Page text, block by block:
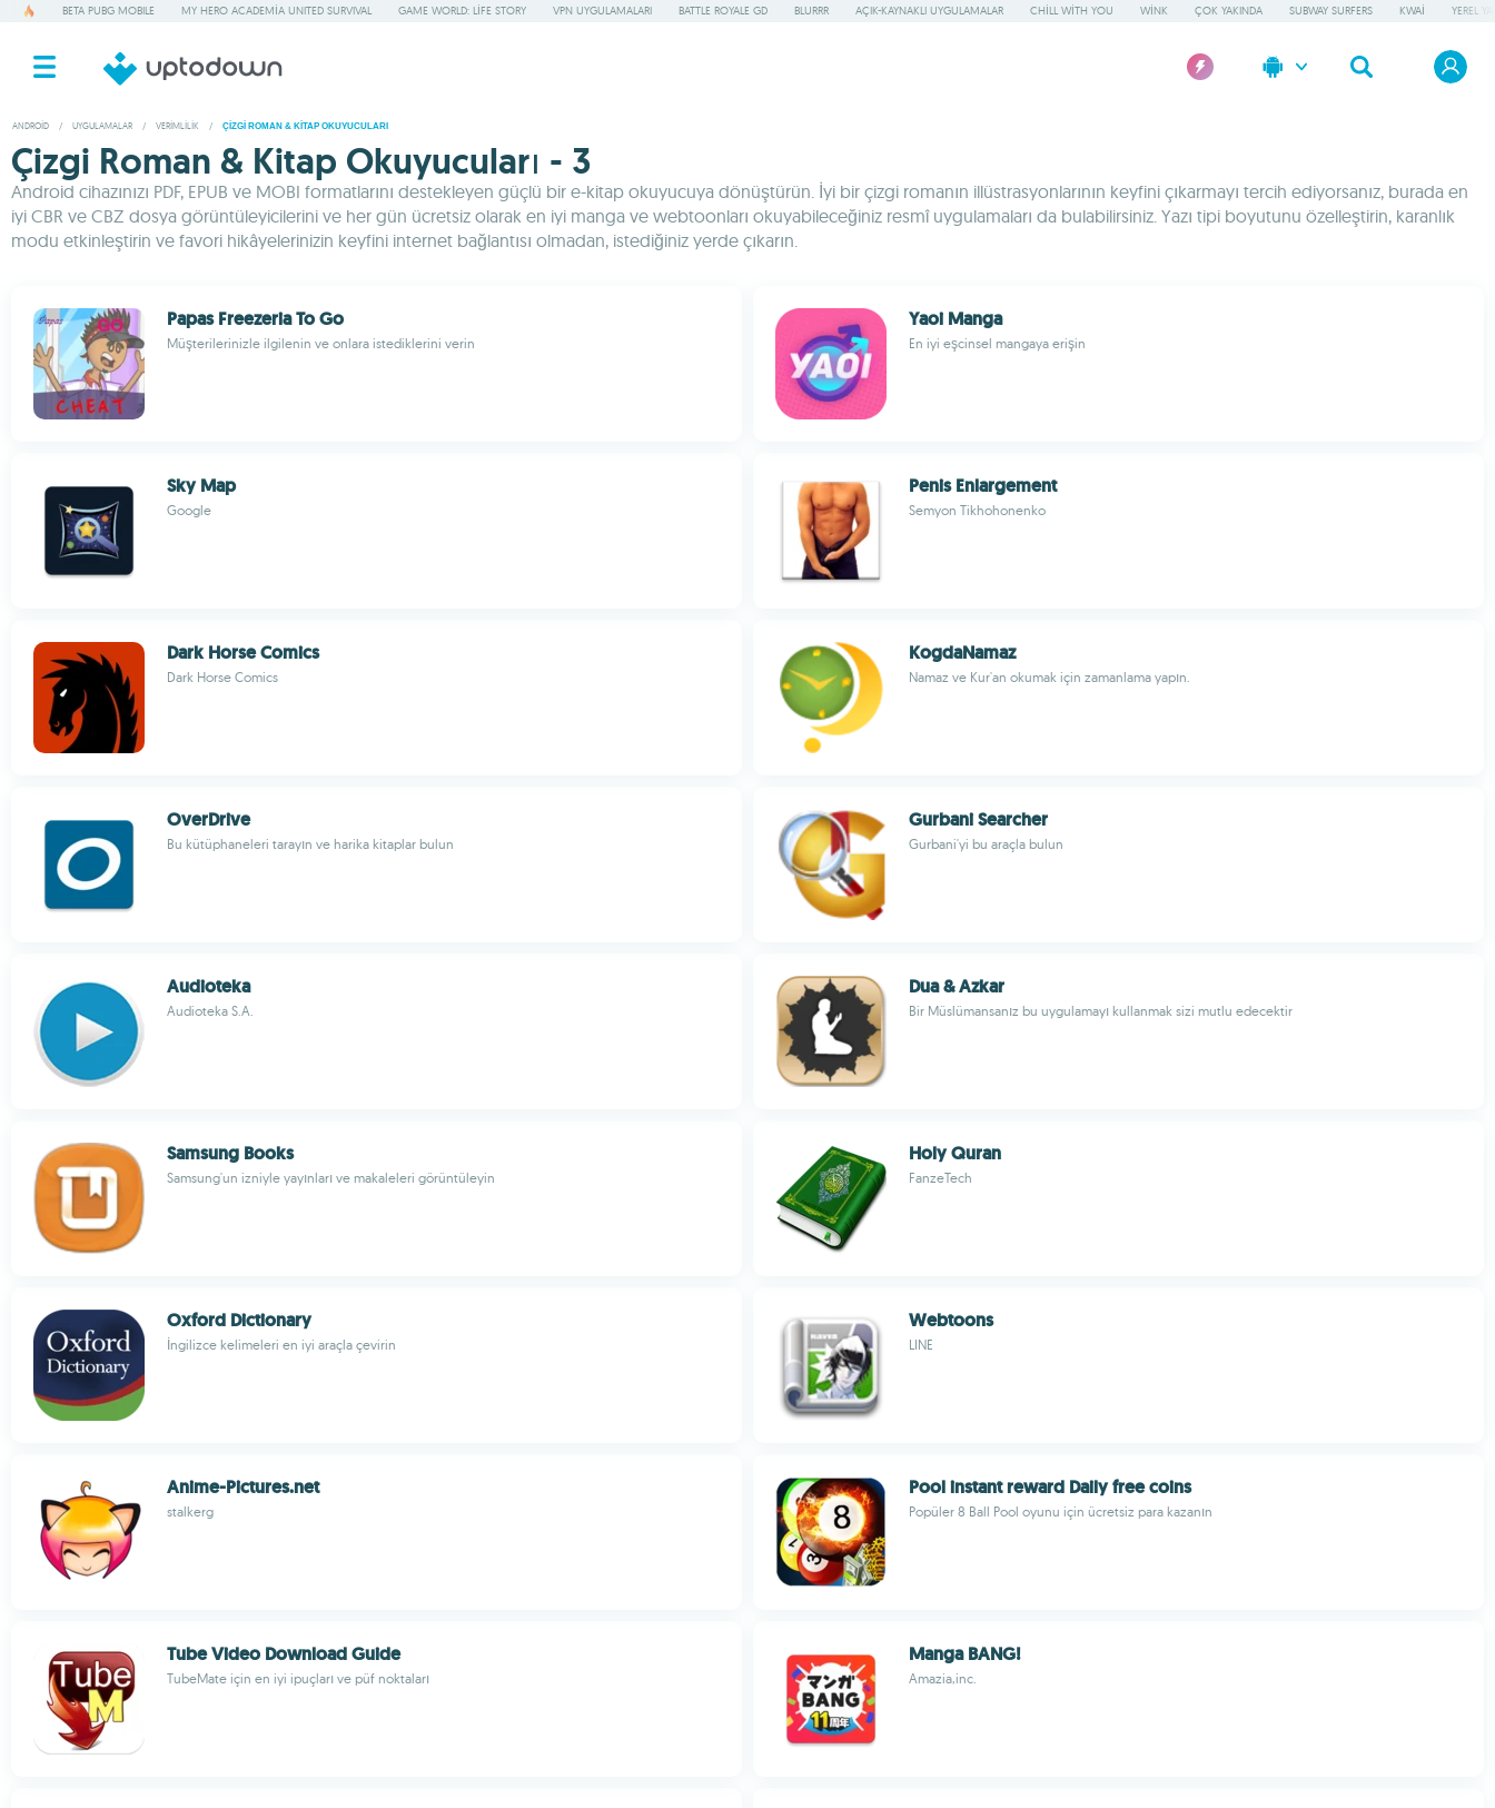
BETA PUBG MOBILE MY HERO ACADEMIA UNITED SURVIVAL GAME WORLD: LIFE STORY VPN UYGULAMALARI BATTLE ROYALE GD BLURRR AÇIK-KAYNAKLI UYGULAMALAR CHILL WITH YOU WINK ÇOK YAKINDA SUBWAY SURFERS KWAI YEREL
ANDROID / UYGULAMALAR / VERIMLILIK / ÇIZGI ROMAN & KITAP OKUYUCULARI
Çizgi Roman & Kitap Okuyucuları - 3
Android cihazınızı PDF, EPUB ve MOBI formatlarını destekleyen güçlü bir e-kitap okuyucuya dönüştürün. İyi bir çizgi romanın illüstrasyonlarının keyfini çıkarmayı tercih ediyorsanız, burada en
iyi CBR ve CBZ dosya görüntüleyicilerini ve her gün ücretsiz olarak en iyi manga ve webtoonları okuyabileceğiniz resmî uygulamaları da bulabilirsiniz. Yazı tipi boyutunu özelleştirin, karanlık
modu etkinleştirin ve favori hikâyelerinizin keyfini internet bağlantısı olmadan, istediğiniz yerde çıkarın.
Papas Freezeria To Go
Müşterilerinizle ilgilenin ve onlara istediklerini verin
Yaoi Manga
En iyi eşcinsel mangaya erişin
Sky Map
Google
Penis Enlargement
Semyon Tikhohonenko
Dark Horse Comics
Dark Horse Comics
KogdaNamaz
Namaz ve Kur'an okumak için zamanlama yapın.
OverDrive
Bu kütüphaneleri tarayın ve harika kitaplar bulun
Gurbani Searcher
Gurbani'yi bu araçla bulun
Audioteka
Audioteka S.A.
Dua & Azkar
Bir Müslümansanız bu uygulamayı kullanmak sizi mutlu edecektir
Samsung Books
Samsung'un izniyle yayınları ve makaleleri görüntüleyin
Holy Quran
FanzeTech
Oxford Dictionary
İngilizce kelimeleri en iyi araçla çevirin
Webtoons
LINE
Anime-Pictures.net
stalkerg
Pool instant reward Daily free coins
Popüler 8 Ball Pool oyunu için ücretsiz para kazanın
Tube Video Download Guide
TubeMate için en iyi ipuçları ve püf noktaları
Manga BANG!
Amazia,inc.